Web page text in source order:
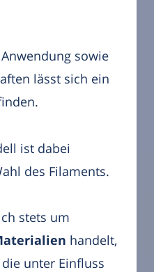
sowie
lässt sich ein
ist dabei
des Filaments.
stets um
handelt,
unter Einfluss